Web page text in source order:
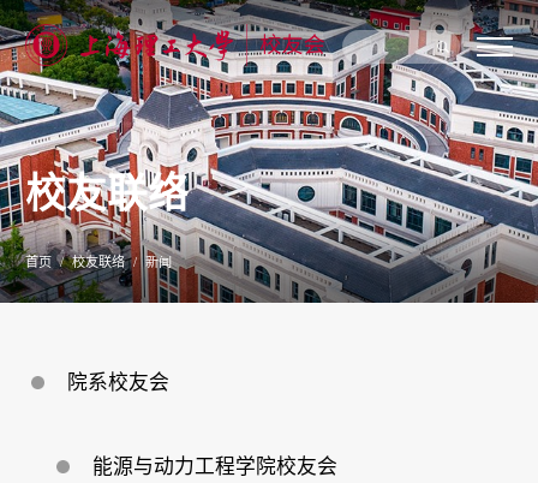
关
于
我
们
新
闻
公
告
校
友
校友联络
首页 校友联络 新闻
院系校友会
能源与动力工程学院校友会